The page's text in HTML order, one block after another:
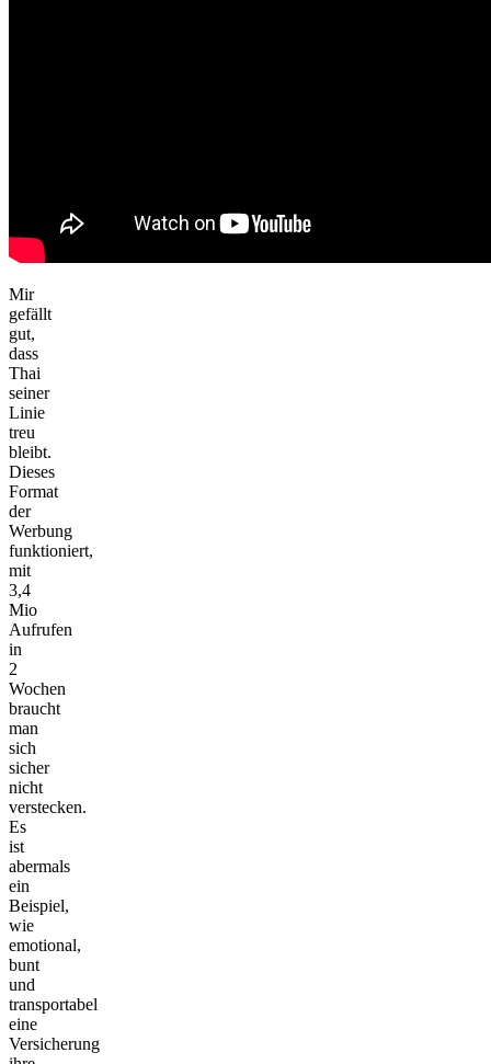
Mir
gefällt
gut,
dass
Thai
seiner
Linie
treu
bleibt.
Dieses
Format
der
Werbung
funktioniert,
mit
3,4
Mio
Aufrufen
in
2
Wochen
braucht
man
sich
sicher
nicht
verstecken.
Es
ist
abermals
ein
Beispiel,
wie
emotional,
bunt
und
transportabel
eine
Versicherung